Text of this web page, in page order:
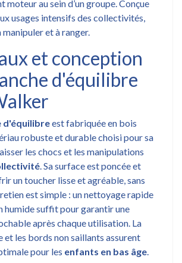
moteur au sein d’un groupe. Conçue
usages intensifs des collectivités,
et à ranger.
et conception
d'équilibre
d'équilibreest fabriquée en bois
robuste et durable choisi pour sa
les chocs et les manipulations
. Sa surface est poncée et
un toucher lisse et agréable, sans
est simple : un nettoyage rapide
humide suffit pour garantir une
après chaque utilisation. La
et les bords non saillants assurent
pour les enfants en bas âge.